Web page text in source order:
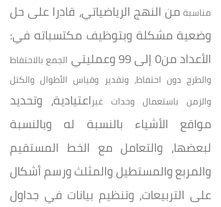
مناسبة من النهج الرياضياتي، قادرا على حل
وضعية مشكلة وبتوظيف مكتسباته في:
الأعداد من0 إلى 99 وعمليتي
الجمع بالاحتفاظ
والطرح دون احتفاظ، وتقدير وقياس الأطوال والكتل
والزمن باستعمال وحدات غيراعتيادية، وتحديد
مواقع الأشياء بالنسبة له وبالنسبة
لبعضها، والتعامل مع الخط المستقيم
والمربع والمستطيلوالمثلث ورسم أشكال
على التربيعات، وتنظيم بيانات في جداول